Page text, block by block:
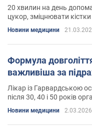
20 хвилин на день
цукор, зміцнювати
Новини медицини
Формула
важливіша за
Лікар із Гарвардською
після 30, 40 і 50 років
Новини медицини